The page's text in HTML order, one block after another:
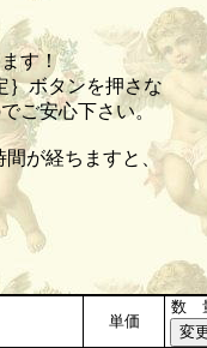
す！
｝ボタンを押さな
ご安心下さい。
が経ちますと、
単価
数